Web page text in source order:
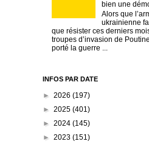
bien une
Alors que
ukrainienne
que résister ces derniers
troupes d’invasion de
porté la guerre ...
INFOS PAR DATE
► 2026 (197)
► 2025 (401)
► 2024 (145)
► 2023 (151)